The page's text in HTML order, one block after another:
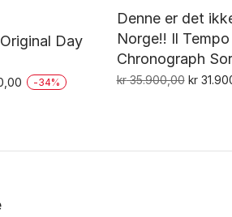
Day
Nåværende
-34%
Denne er det
Norge!! Il
Chronograph
kr35.900,00 kr